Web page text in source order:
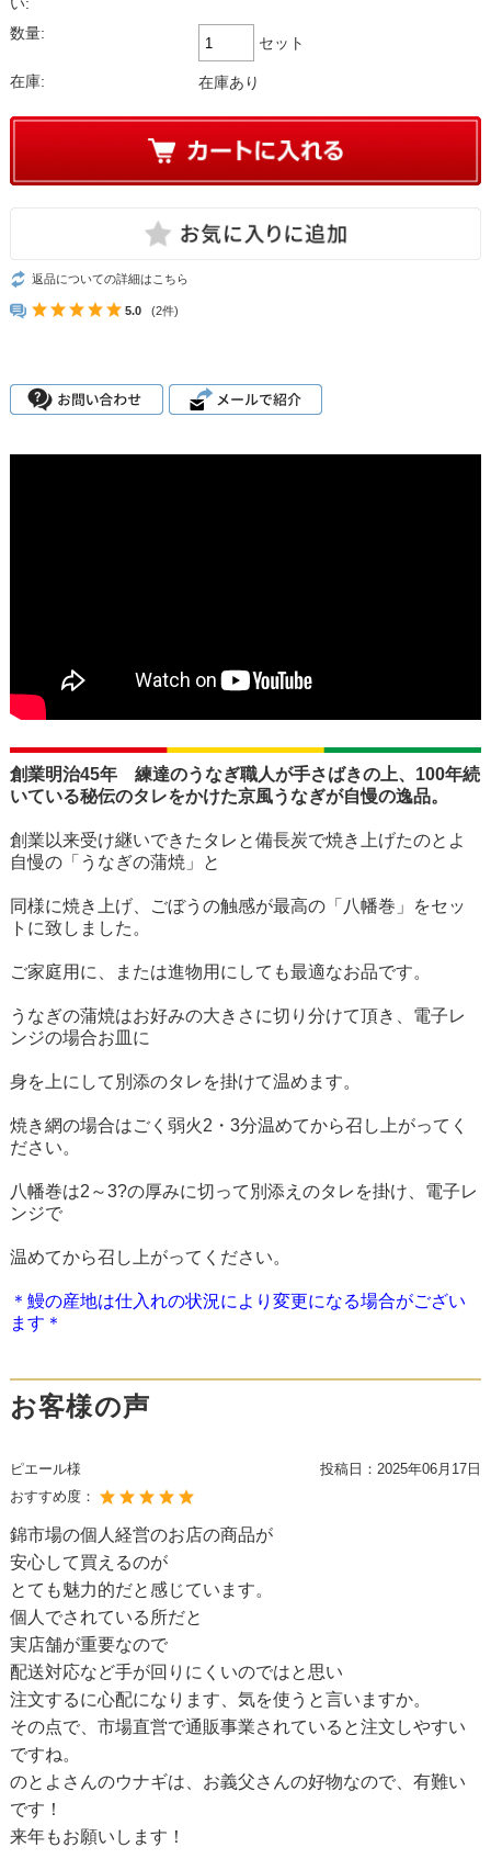
い:
数量:
セット
在庫: 在庫あり
返品についての詳細はこちら
5.0 (2件)
創業明治45年 練達のうなぎ職人が手さばきの上、100年続
いている秘伝のタレをかけた京風うなぎが自慢の逸品。
創業以来受け継いできたタレと備長炭で焼き上げたのとよ
自慢の「うなぎの蒲焼」と
同様に焼き上げ、ごぼうの触感が最高の「八幡巻」をセッ
トに致しました。
ご家庭用に、または進物用にしても最適なお品です。
うなぎの蒲焼はお好みの大きさに切り分けて頂き、電子レ
ンジの場合お皿に
身を上にして別添のタレを掛けて温めます。
焼き網の場合はごく弱火2・3分温めてから召し上がってく
ださい。
八幡巻は2～3?の厚みに切って別添えのタレを掛け、電子レ
ンジで
温めてから召し上がってください。
＊鰻の産地は仕入れの状況により変更になる場合がござい
ます＊
お客様の声
ピエール様 投稿日： 2025年06月17日
おすすめ度：
錦市場の個人経営のお店の商品が
安心して買えるのが
とても魅力的だと感じています。
個人でされている所だと
実店舗が重要なので
配送対応など手が回りにくいのではと思い
注文するに心配になります、気を使うと言いますか。
その点で、市場直営で通販事業されていると注文しやすい
ですね。
のとよさんのウナギは、お義父さんの好物なので、有難い
です！
来年もお願いします！